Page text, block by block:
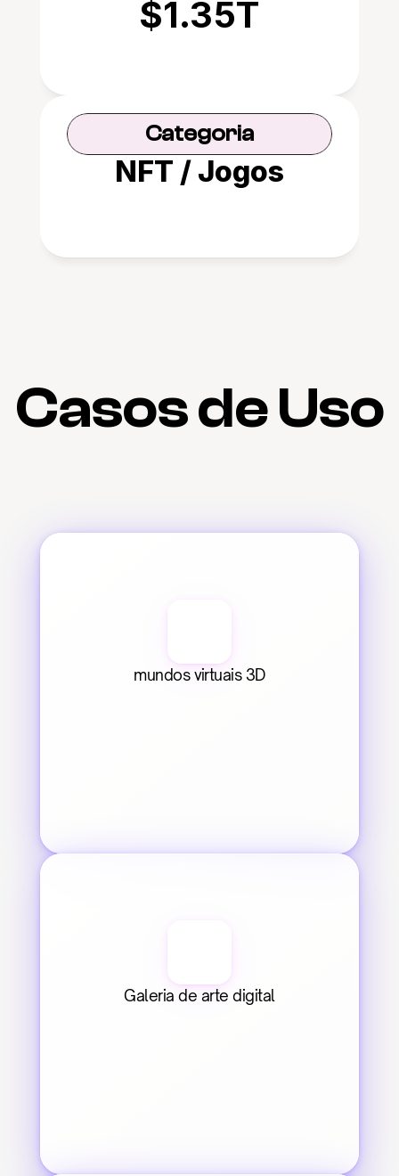
$1.35T
Categoria
NFT / Jogos
Casos de Uso
mundos virtuais 3D
Galeria de arte digital